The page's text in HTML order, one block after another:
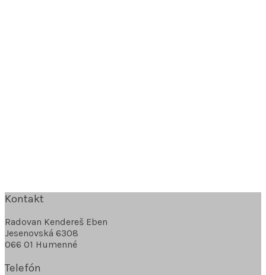
Kontakt
Radovan Kendereš Eben
Jesenovská 6308
066 01 Humenné
Telefón